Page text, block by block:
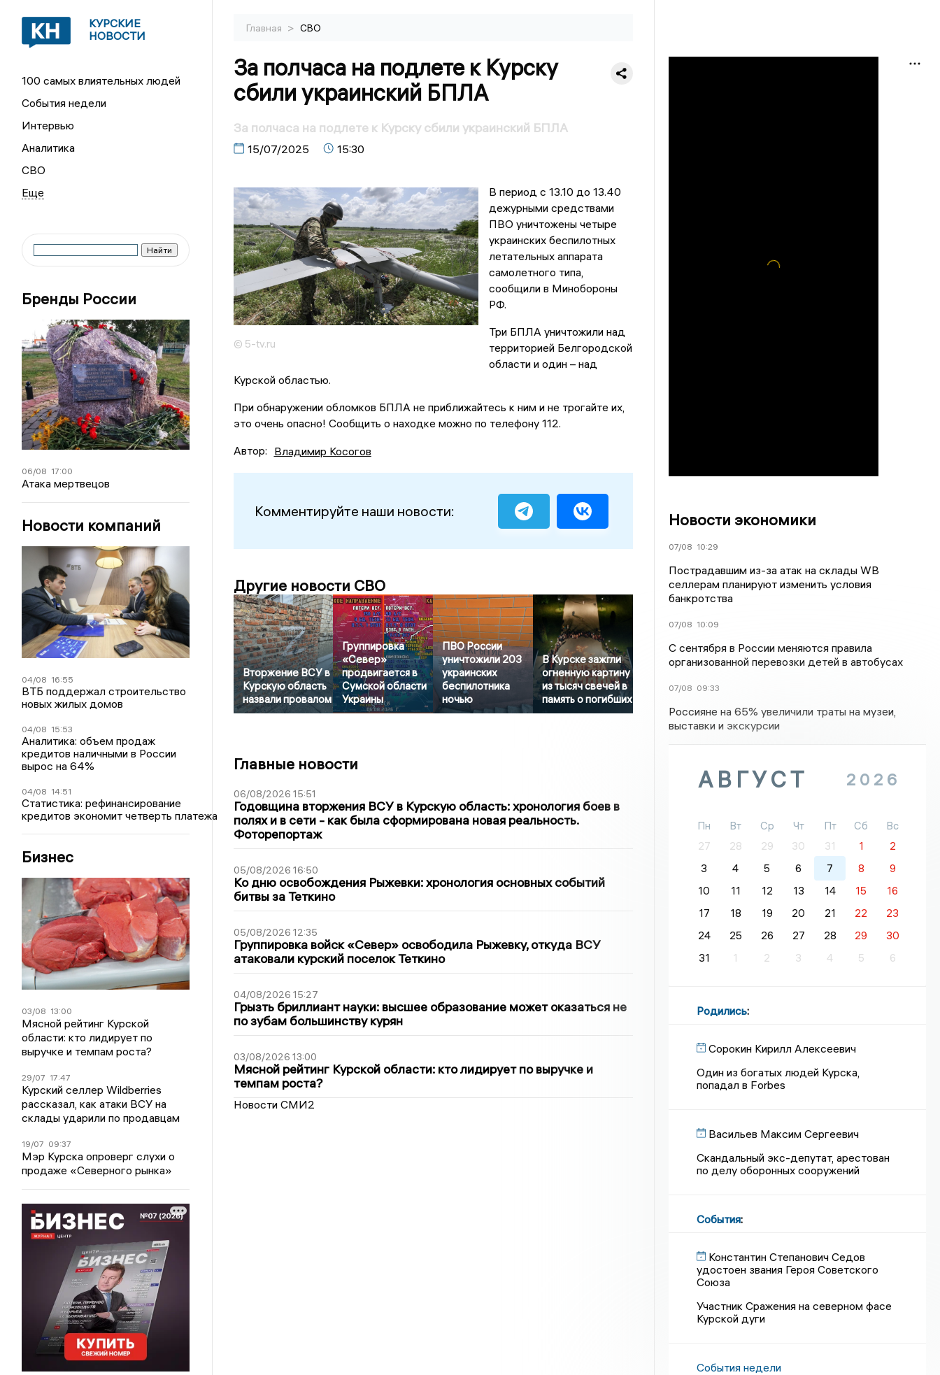
КУРСКИЕ
НОВОСТИ
100 самых влиятельных людей
События недели
Интервью
Аналитика
СВО
Бренды России
06/08 17:00
Атака мертвецов
Новости компаний
04/08 16:55
ВТБ поддержал строительство
новых жилых домов
04/08 15:53
Аналитика: объем продаж
кредитов наличными в России
вырос на 64%
04/08 14:51
Статистика: рефинансирование
кредитов экономит четверть платежа
Бизнес
03/08 13:00
Мясной рейтинг Курской
области: кто лидирует по
выручке и темпам роста?
29/07 17:47
Курский селлер Wildberries
рассказал, как атаки ВСУ на
склады ударили по продавцам
19/07 09:37
Мэр Курска опроверг слухи о
продаже «Северного рынка»
Главная > СВО
За полчаса на подлете к Курску
сбили украинский БПЛА
За полчаса на подлете к Курску сбили украинский БПЛА
15/07/2025 15:30
© 5-tv.ru
В период с 13.10 до 13.40
дежурными средствами
ПВО уничтожены четыре
украинских беспилотных
летательных аппарата
самолетного типа,
сообщили в Минобороны
РФ.
Три БПЛА уничтожили над
территорией Белгородской
области и один – над
Курской областью.
При обнаружении обломков БПЛА не приближайтесь к ним и не трогайте их,
это очень опасно! Сообщить о находке можно по телефону 112.
Автор: Владимир Косогов
Комментируйте наши новости:
Другие новости СВО
Вторжение ВСУ в
Курскую область
назвали провалом
Группировка
«Север»
продвигается в
Сумской области
Украины
ПВО России
уничтожили 203
украинских
беспилотника
ночью
В Курске зажгли
огненную картину
из тысяч свечей в
память о погибших
Главные новости
06/08/2026 15:51
Годовщина вторжения ВСУ в Курскую область: хронология боев в
полях и в сети - как была сформирована новая реальность.
Фоторепортаж
05/08/2026 16:50
Ко дню освобождения Рыжевки: хронология основных событий
битвы за Теткино
05/08/2026 12:35
Группировка войск «Север» освободила Рыжевку, откуда ВСУ
атаковали курский поселок Теткино
04/08/2026 15:27
Грызть бриллиант науки: высшее образование может оказаться не
по зубам большинству курян
03/08/2026 13:00
Мясной рейтинг Курской области: кто лидирует по выручке и
темпам роста?
Новости СМИ2
Новости экономики
07/08 10:29
Пострадавшим из-за атак на склады WВ
селлерам планируют изменить условия
банкротства
07/08 10:09
С сентября в России меняются правила
организованной перевозки детей в автобусах
07/08 09:33
Россияне на 65% увеличили траты на музеи,
выставки и экскурсии
АВГУСТ 2026
Пн Вт Ср Чт Пт Сб
Вс
27
28 29 30 31 1
2
3
4 5 6 7 8
9
10
11 12 13 14 15
16
17
18 19 20 21 22
23
24
25 26 27 28 29
30
31
1 2 3 4 5 6
Родились:
Сорокин Кирилл Алексеевич
Один из богатых людей Курска,
попадал в Forbes
Васильев Максим Сергеевич
Скандальный экс-депутат, арестован
по делу оборонных сооружений
События:
Константин Степанович Седов
удостоен звания Героя Советского
Союза
Участник Сражения на северном фасе
Курской дуги
События недели